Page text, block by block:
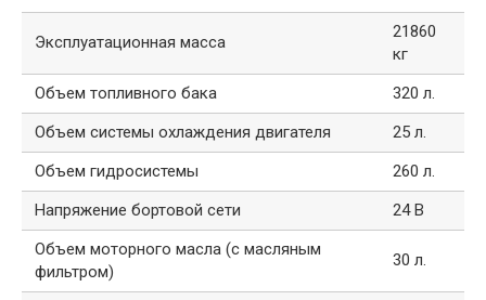
Эксплуатационная масса
21860
кг
Объем топливного бака
320 л.
Объем системы охлаждения двигателя
25 л.
Объем гидросистемы
260 л.
Напряжение бортовой сети
24 В
Объем моторного масла (с масляным
фильтром)
30 л.